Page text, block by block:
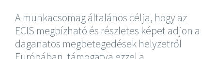
A munkacsomag általános célja, hogy az
ECIS megbízható és részletes képet adjon a
daganatos megbetegedések helyzetről